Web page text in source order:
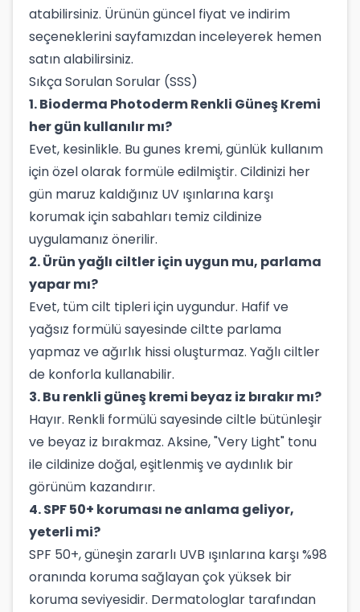
atabilirsiniz. Ürünün güncel fiyat ve indirim
seçeneklerini sayfamızdan inceleyerek hemen
satın alabilirsiniz.
Sıkça Sorulan Sorular (SSS)
1. Bioderma Photoderm Renkli Güneş Kremi
her gün kullanılır mı?
Evet, kesinlikle. Bu gunes kremi, günlük kullanım
için özel olarak formüle edilmiştir. Cildinizi her
gün maruz kaldığınız UV ışınlarına karşı
korumak için sabahları temiz cildinize
uygulamanız önerilir.
2. Ürün yağlı ciltler için uygun mu, parlama
yapar mı?
Evet, tüm cilt tipleri için uygundur. Hafif ve
yağsız formülü sayesinde ciltte parlama
yapmaz ve ağırlık hissi oluşturmaz. Yağlı ciltler
de konforla kullanabilir.
3. Bu renkli güneş kremi beyaz iz bırakır mı?
Hayır. Renkli formülü sayesinde ciltle bütünleşir
ve beyaz iz bırakmaz. Aksine, "Very Light" tonu
ile cildinize doğal, eşitlenmiş ve aydınlık bir
görünüm kazandırır.
4. SPF 50+ koruması ne anlama geliyor,
yeterli mi?
SPF 50+, güneşin zararlı UVB ışınlarına karşı %98
oranında koruma sağlayan çok yüksek bir
koruma seviyesidir. Dermatologlar tarafından